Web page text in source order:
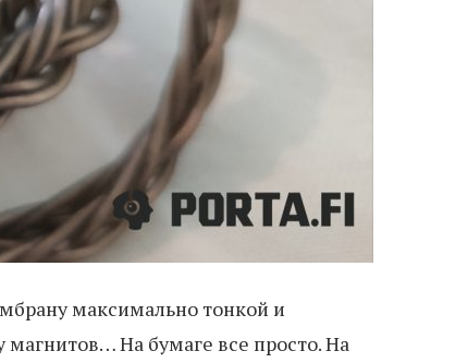
максимально тонкой и
На бумаге все просто. На